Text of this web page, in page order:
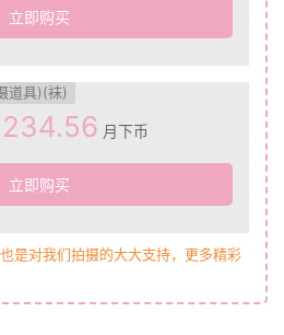
立即购买
道具)(袜)
234.56 月下币
立即购买
是对我们拍摄的大大支持，更多精彩